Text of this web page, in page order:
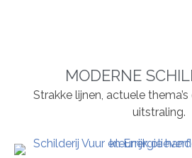
MODERNE
Strakke lijnen, actuele
uitstraling.